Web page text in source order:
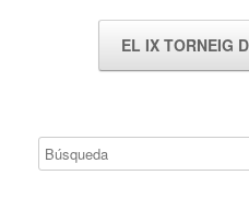
EL IX TORNEIG